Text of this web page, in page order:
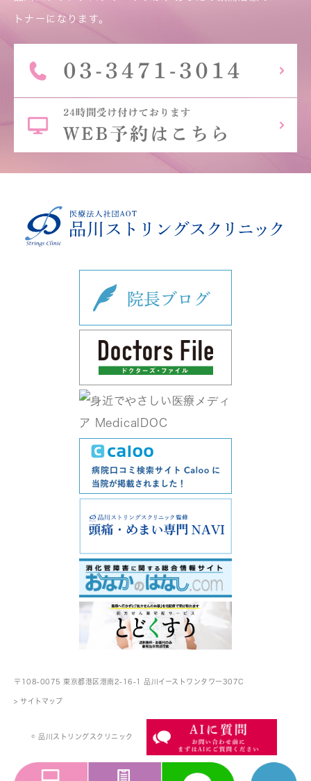
トナーになります。
〒108-0075 東京都港区港南2-16-1 品川イーストワンタワー307C
> サイトマップ
© 品川ストリングスクリニック